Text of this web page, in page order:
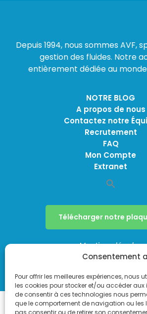
Consentement
Pour offrir les meilleures expériences, nous
les cookies pour stocker et/ou accéder
de consentir à ces technologies nous
que le comportement de navigation ou les
pas consentir ou de retirer son
Depuis 1994, nous sommes AVF,
gestion des fluides. Notre
entièrement dédiée au monde
NOTRE BLOG
A propos de nous
Contactez notre
Recrutement
FAQ
Mon Compte
Extranet
Télécharger notre
Mentions légales
Politique de